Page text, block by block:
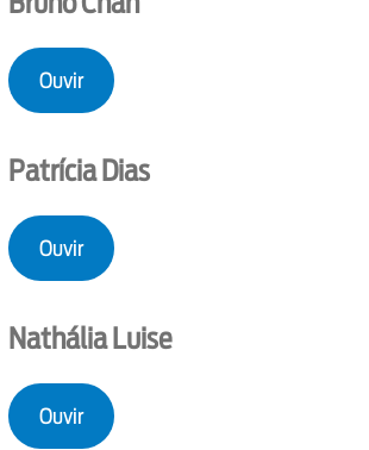
Ouvir
Patrícia Dias
Ouvir
Nathália Luise
Ouvir